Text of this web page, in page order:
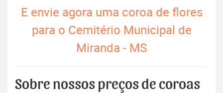
E envie agora uma coroa de flores
para o Cemitério Municipal de
Miranda - MS
Sobre nossos preços de coroas